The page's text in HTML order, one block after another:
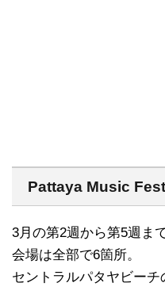
Pattaya Music
3月の第2週から第5週ま
会場は全部で6箇所。
セントラルパタヤビーチ